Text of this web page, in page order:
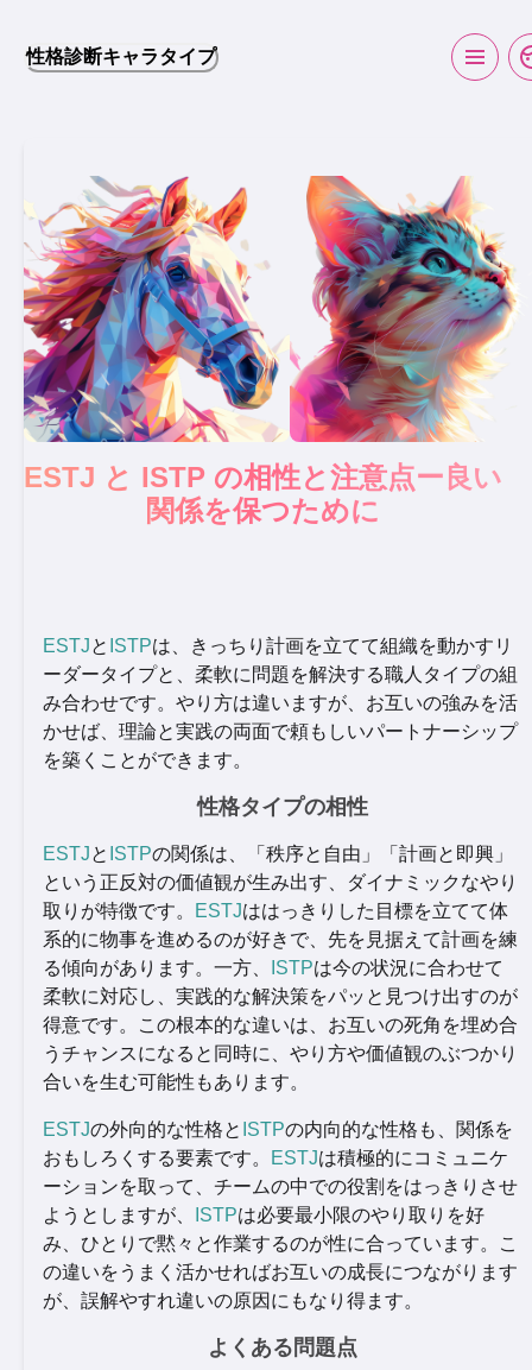
性格診断キャラタイプ
ESTJ と ISTP の相性と注意点ー良い
関係を保つために
ESTJと ISTPは、きっちり計画を立てて組織を動かすリ
ーダータイプと、柔軟に問題を解決する職人タイプの組
み合わせです。やり方は違いますが、お互いの強みを活
かせば、理論と実践の両面で頼もしいパートナーシップ
を築くことができます。
性格タイプの相性
ESTJと ISTPの関係は、「秩序と自由」「計画と即興」
という正反対の価値観が生み出す、ダイナミックなやり
取りが特徴です。
ESTJははっきりした目標を立てて体
系的に物事を進めるのが好きで、先を見据えて計画を練
る傾向があります。一方、
ISTPは今の状況に合わせて
柔軟に対応し、実践的な解決策をパッと見つけ出すのが
得意です。この根本的な違いは、お互いの死角を埋め合
うチャンスになると同時に、やり方や価値観のぶつかり
合いを生む可能性もあります。
ESTJの外向的な性格と ISTPの内向的な性格も、関係を
おもしろくする要素です。
ESTJは積極的にコミュニケ
ーションを取って、チームの中での役割をはっきりさせ
ようとしますが、
ISTPは必要最小限のやり取りを好
み、ひとりで黙々と作業するのが性に合っています。こ
の違いをうまく活かせればお互いの成長につながります
が、誤解やすれ違いの原因にもなり得ます。
よくある問題点